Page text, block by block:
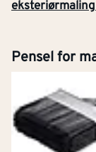
Pensel for